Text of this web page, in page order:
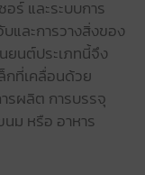
ร์ และระบบการ
และการวางสิ่งของ
ยนต์ประเภทนี้จึง
กที่เคลื่อนด้วย
รผลิต การบรรจุ
ม หรือ อาหาร